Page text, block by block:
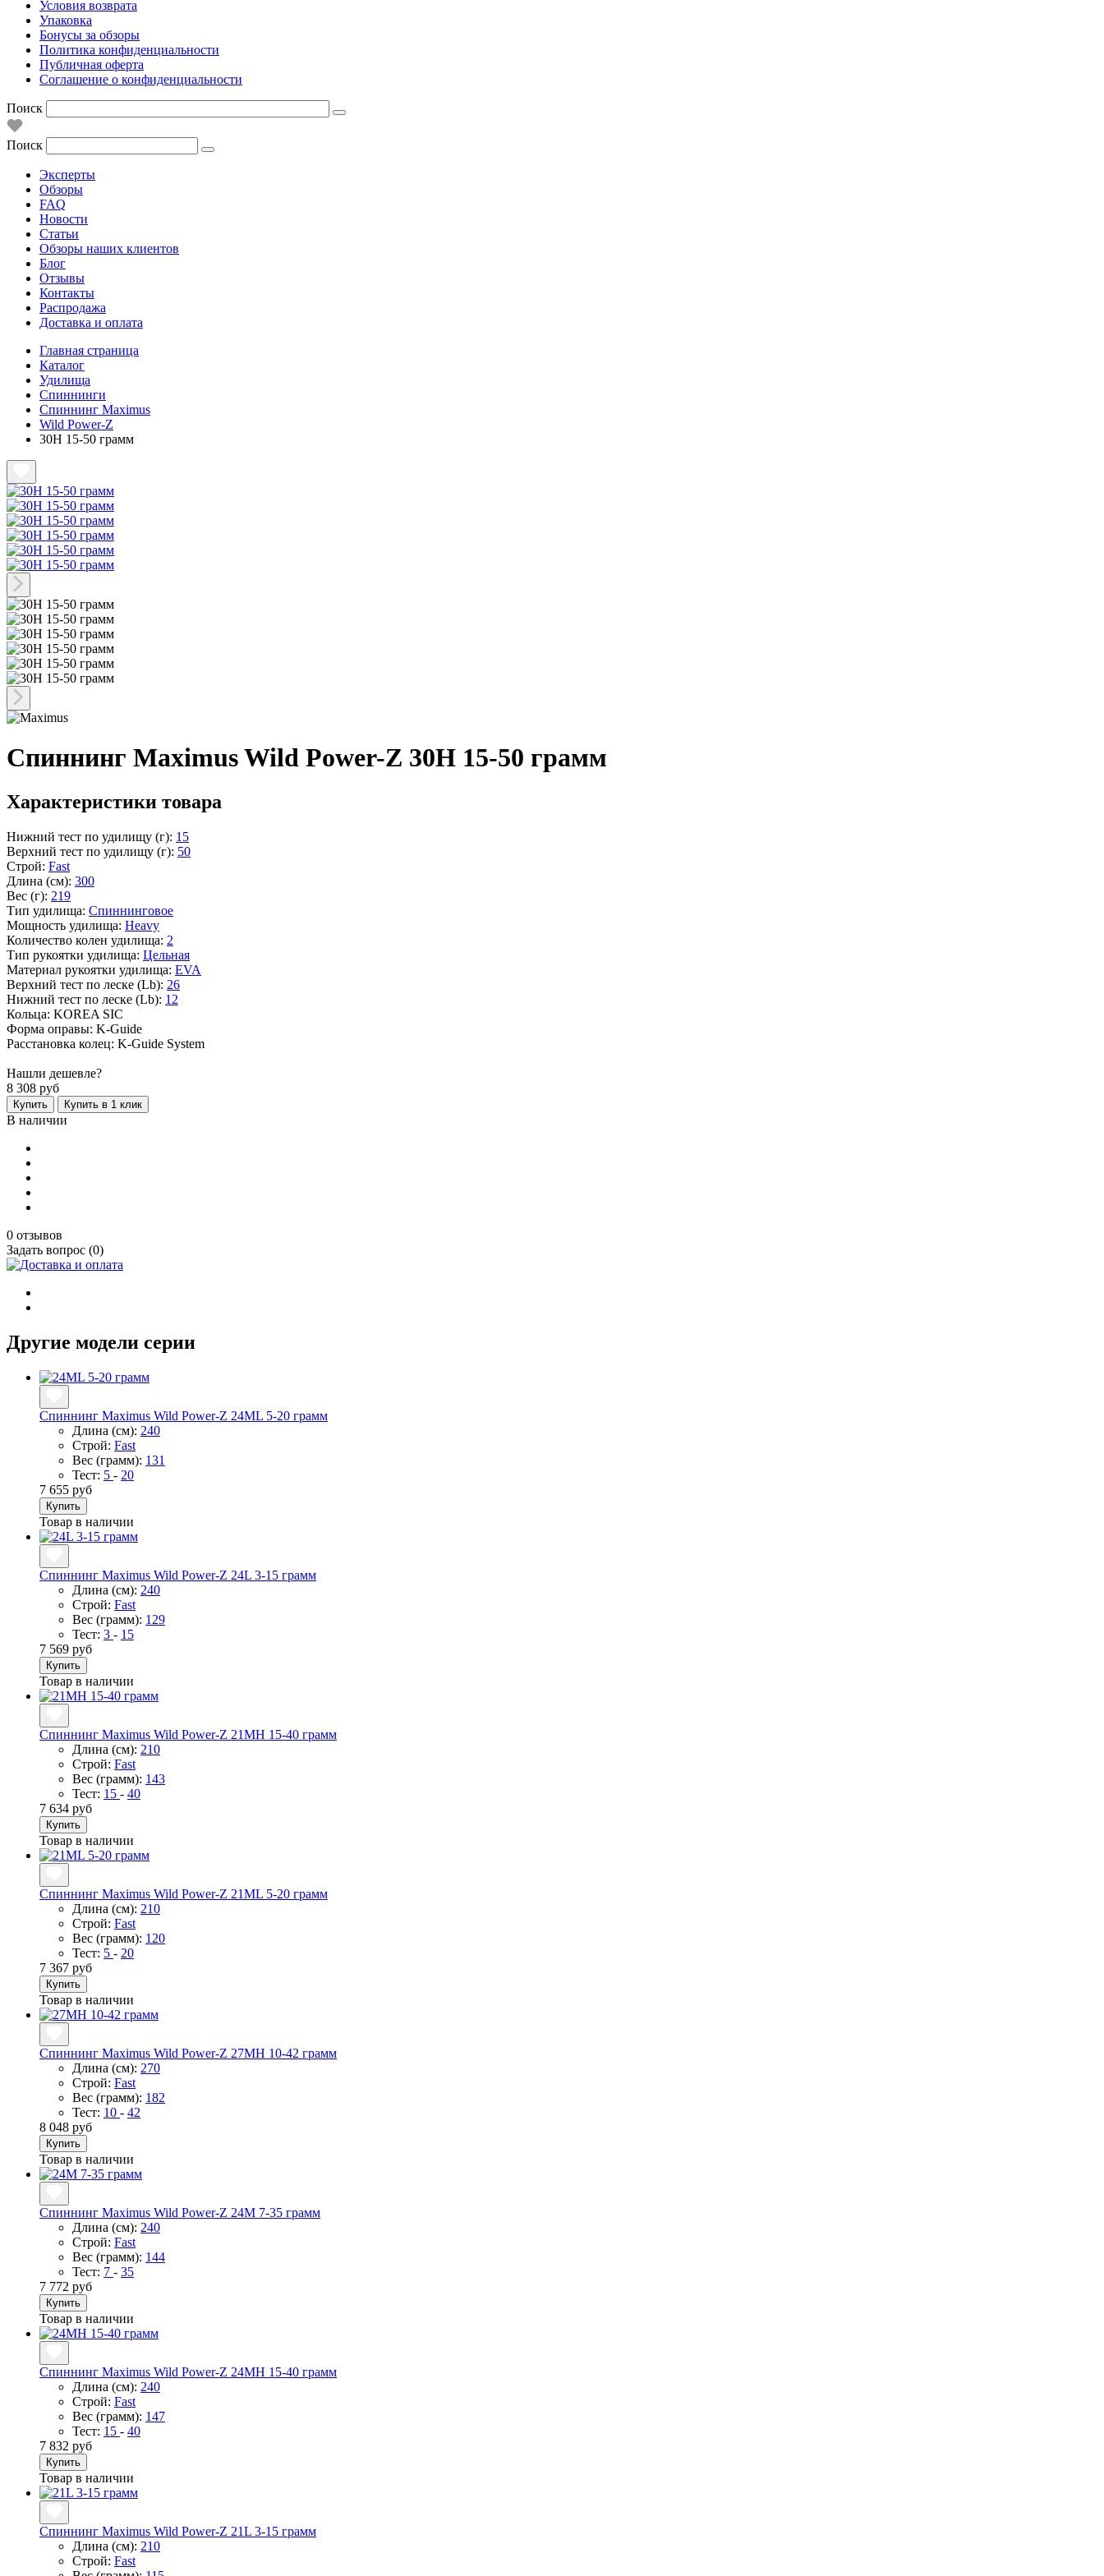
Условия возврата
Упаковка
Бонусы за обзоры
Политика конфиденциальности
Публичная оферта
Соглашение о конфиденциальности
Поиск
Поиск
Эксперты
Обзоры
FAQ
Новости
Статьи
Обзоры наших клиентов
Блог
Отзывы
Контакты
Распродажа
Доставка и оплата
Главная страница
Каталог
Удилища
Спиннинги
Спиннинг Maximus
Wild Power-Z
30H 15-50 грамм
Спиннинг Maximus Wild Power-Z 30H 15-50 грамм
Характеристики товара
Нижний тест по удилищу (г): 15
Верхний тест по удилищу (г): 50
Строй: Fast
Длина (см): 300
Вес (г): 219
Тип удилища: Спиннинговое
Мощность удилища: Heavy
Количество колен удилища: 2
Тип рукоятки удилища: Цельная
Материал рукоятки удилища: EVA
Верхний тест по леске (Lb): 26
Нижний тест по леске (Lb): 12
Кольца: KOREA SIC
Форма оправы: K-Guide
Расстановка колец: K-Guide System
Нашли дешевле?
8 308 руб
Купить Купить в 1 клик
В наличии
0 отзывов
Задать вопрос (0)
Другие модели серии
Спиннинг Maximus Wild Power-Z 24ML 5-20 грамм
Длина (см): 240
Строй: Fast
Вес (грамм): 131
Тест: 5 - 20
7 655 руб
Купить
Товар в наличии
Спиннинг Maximus Wild Power-Z 24L 3-15 грамм
Длина (см): 240
Строй: Fast
Вес (грамм): 129
Тест: 3 - 15
7 569 руб
Купить
Товар в наличии
Спиннинг Maximus Wild Power-Z 21MH 15-40 грамм
Длина (см): 210
Строй: Fast
Вес (грамм): 143
Тест: 15 - 40
7 634 руб
Купить
Товар в наличии
Спиннинг Maximus Wild Power-Z 21ML 5-20 грамм
Длина (см): 210
Строй: Fast
Вес (грамм): 120
Тест: 5 - 20
7 367 руб
Купить
Товар в наличии
Спиннинг Maximus Wild Power-Z 27MH 10-42 грамм
Длина (см): 270
Строй: Fast
Вес (грамм): 182
Тест: 10 - 42
8 048 руб
Купить
Товар в наличии
Спиннинг Maximus Wild Power-Z 24M 7-35 грамм
Длина (см): 240
Строй: Fast
Вес (грамм): 144
Тест: 7 - 35
7 772 руб
Купить
Товар в наличии
Спиннинг Maximus Wild Power-Z 24MH 15-40 грамм
Длина (см): 240
Строй: Fast
Вес (грамм): 147
Тест: 15 - 40
7 832 руб
Купить
Товар в наличии
Спиннинг Maximus Wild Power-Z 21L 3-15 грамм
Длина (см): 210
Строй: Fast